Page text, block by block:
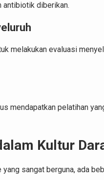
antibiotik diberikan.
melakukan evaluasi
mendapatkan pelatihan
Kultur
sangat berguna, ada